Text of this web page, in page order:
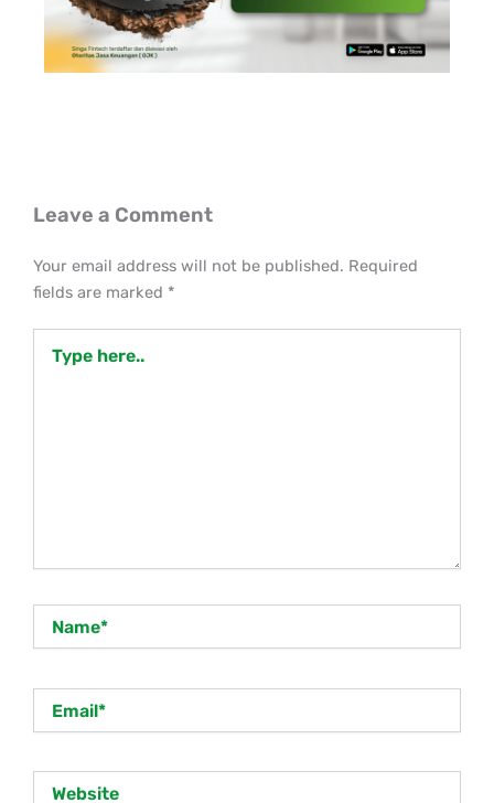
Leave a Comment
Your email address will not be published. Required
fields are marked *
here..